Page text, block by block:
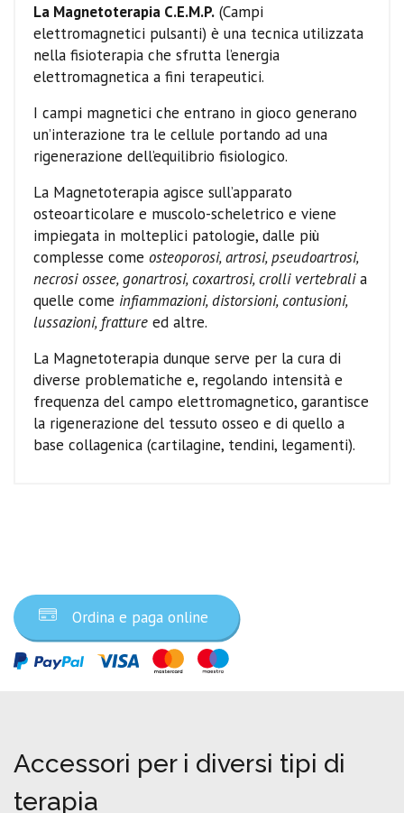
La Magnetoterapia C.E.M.P. (Campi
elettromagnetici pulsanti) è una tecnica utilizzata
nella fisioterapia che sfrutta l’energia
elettromagnetica a fini terapeutici.
I campi magnetici che entrano in gioco generano
un’interazione tra le cellule portando ad una
rigenerazione dell’equilibrio fisiologico.
La Magnetoterapia agisce sull’apparato
osteoarticolare e muscolo-scheletrico e viene
impiegata in molteplici patologie, dalle più
complesse come osteoporosi, artrosi, pseudoartrosi,
necrosi ossee, gonartrosi, coxartrosi, crolli vertebralia
quelle come infiammazioni, distorsioni, contusioni,
lussazioni, fratture ed altre.
La Magnetoterapia dunque serve per la cura di
diverse problematiche e, regolando intensità e
frequenza del campo elettromagnetico, garantisce
la rigenerazione del tessuto osseo e di quello a
base collagenica (cartilagine, tendini, legamenti).
Ordina e paga online
Accessori per i diversi tipi di
terapia